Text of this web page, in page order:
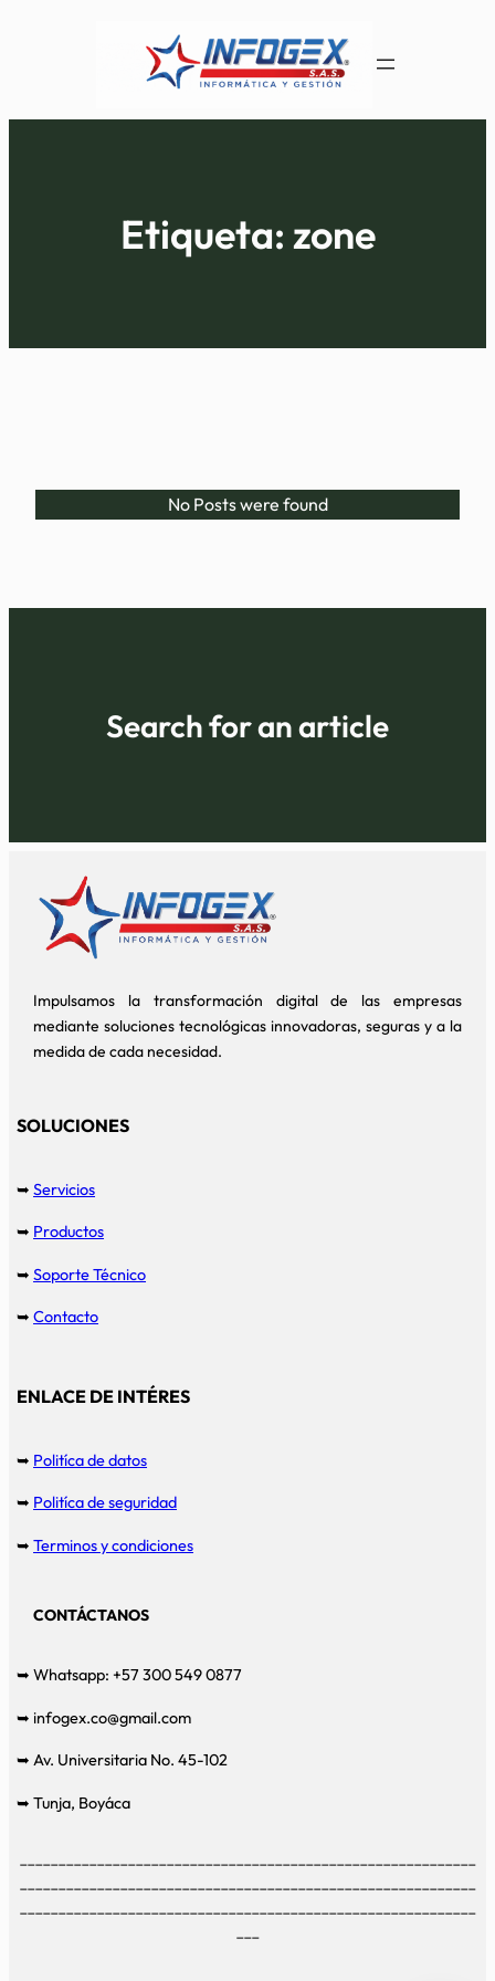
Etiqueta: zone
No Posts were found
Search for an article
Impulsamos la transformación digital de las empresas
mediante soluciones tecnológicas innovadoras, seguras y a la
medida de cada necesidad.
SOLUCIONES
➥Servicios
➥ Productos
➥Soporte Técnico
➥Contacto
ENLACE DE INTÉRES
➥ Politíca de datos
➥ Politíca de seguridad
➥Terminos y condiciones
CONTÁCTANOS
➥ Whatsapp: +57 300 549 0877
➥ infogex.co@gmail.com
➥ Av. Universitaria No. 45-102
➥ Tunja, Boyáca